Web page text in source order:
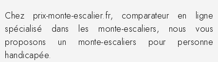
Chez prix-monte-escalier.fr, comparateur en ligne
spécialisé dans les monte-escaliers, nous vous
proposons un monte-escaliers pour personne
handicapée.